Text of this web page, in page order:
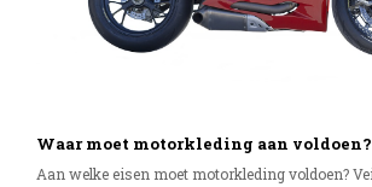
Waar moet motorkleding aan voldoen?
Aan welke eisen moet motorkleding voldoen?